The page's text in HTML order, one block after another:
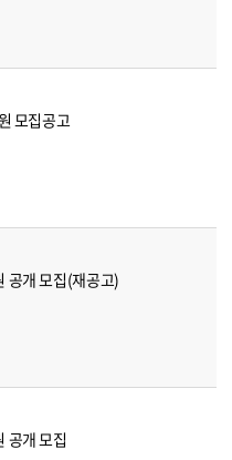
모집공고
공개 모집(재공고)
공개 모집